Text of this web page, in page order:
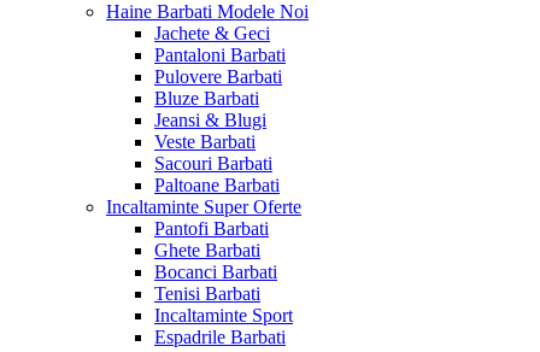
Haine Barbati Modele Noi
Jachete & Geci
Pantaloni Barbati
Pulovere Barbati
Bluze Barbati
Jeansi & Blugi
Veste Barbati
Sacouri Barbati
Paltoane Barbati
Incaltaminte Super Oferte
Pantofi Barbati
Ghete Barbati
Bocanci Barbati
Tenisi Barbati
Incaltaminte Sport
Espadrile Barbati